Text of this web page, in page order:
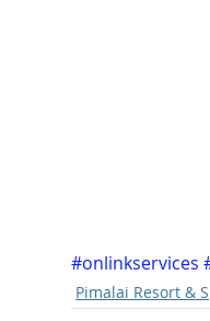
#onlinkservices
Pimalai Resort &